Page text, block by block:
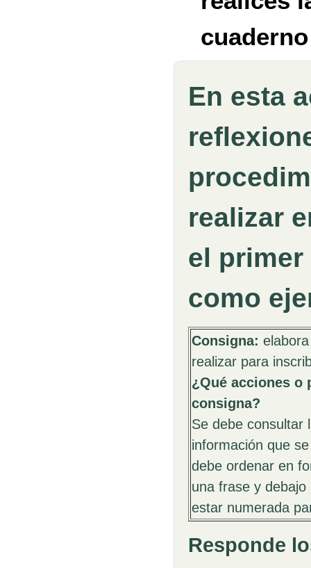
cuaderno
En esta
realizar
el primer
como
Consigna:
realizar para
¿Qué acciones o
consigna?
Se debe consultar
información que
debe ordenar en
una frase y
estar numerada
Responde